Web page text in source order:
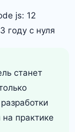
станет
практике